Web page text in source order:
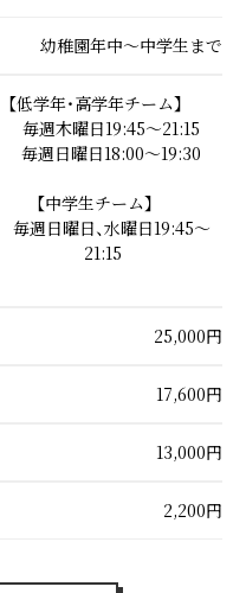
幼稚園年中～中学生まで
【低学年・高学年チーム】
毎週木曜日19:45～21:15
毎週日曜日18:00～19:30
【中学生チーム】
毎週日曜日、水曜日19:45～
21:15
25,000円
17,600円
13,000円
2,200円